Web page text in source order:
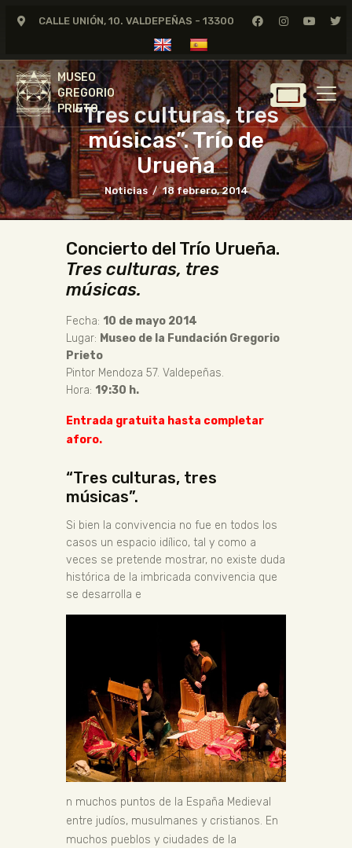
CALLE UNIÓN, 10. VALDEPEÑAS - 13300
MUSEO
GREGORIO
PRIETO
MUSEO
GREGORIO
PRIETO
GREGORIO PRIETO
MUSEO
ARCHIVO
CERTAMEN DE DIBUJO
TIENDA
NOTICIAS
“Tres culturas, tres
músicas”. Trío de
Urueña
Noticias 18 febrero, 2014
Concierto del Trío Urueña.
Tres culturas, tres
músicas.
Fecha: 10 de mayo 2014
Lugar: Museo de la Fundación Gregorio
Prieto
Pintor Mendoza 57. Valdepeñas.
Hora: 19:30 h.
Entrada gratuita hasta completar
aforo.
“Tres culturas, tres
músicas”.
Si bien la convivencia no fue en todos los
casos un espacio idílico, tal y como a
veces se pretende mostrar, no existe duda
histórica de la imbricada convivencia que
se desarrolla e
n muchos puntos de la España Medieval
entre judíos, musulmanes y cristianos. En
muchos pueblos y ciudades de la